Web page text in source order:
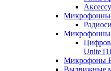
Unite
Микрофоны
Выдвижные